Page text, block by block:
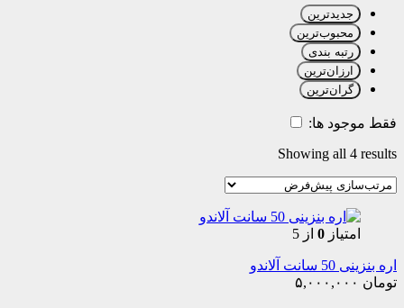
جدیدترین
محبوب‌ترین
رتبه بندی
ارزان‌ترین
گران‌ترین
فقط موجود ها:
Showing all 4 results
امتیاز 0 از 5
اره بنزینی 50 سانت آلاندو
تومان